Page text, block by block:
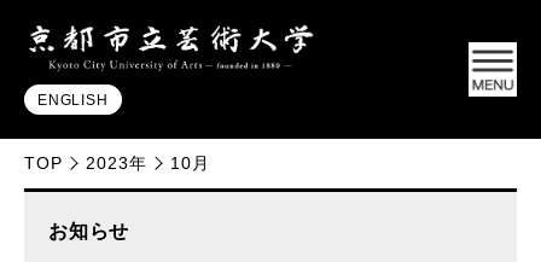
ENGLISH
TOP 2023年 10月
お知らせ